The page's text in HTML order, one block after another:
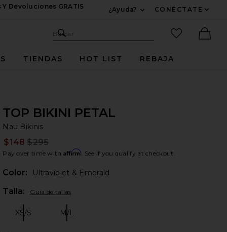
Y Devoluciones GRATIS
¿Ayuda?
CONÉCTATE
Sitio de búsqueda
Buscar
artículos
TIENDAS HOT LIST REBAJA
TOP BIKINI PETAL
Nau Bikinis
$148 $295
Pay over time with Affirm. See if you qualify at checkout.
Color:
Ultraviolet & Emerald
Talla: Guía de tallas
XS/S M/L